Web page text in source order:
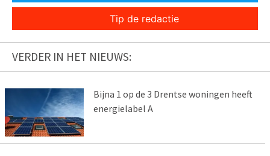
Tip de redactie
VERDER IN HET NIEUWS:
Bijna 1 op de 3 Drentse woningen heeft
energielabel A